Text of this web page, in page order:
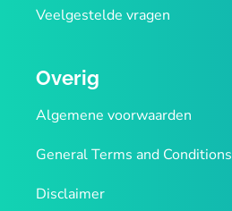
Veelgestelde vragen
Overig
Algemene voorwaarden
General Terms and Conditions
Disclaimer